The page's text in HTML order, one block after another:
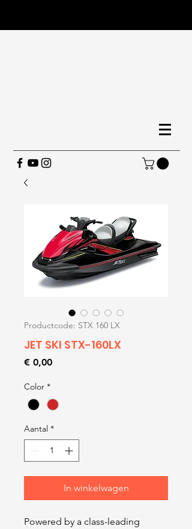
Productcode: STX 160 LX
JET SKI STX-160LX
€ 0,00Prijs
Color *
Aantal *
In winkelwagen
Powered by a class-leading